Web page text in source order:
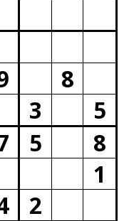
8
3
5
5
8
1
2